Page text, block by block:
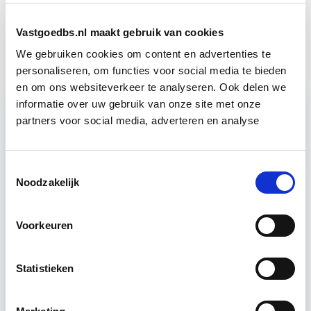
Vastgoedbs.nl maakt gebruik van cookies
We gebruiken cookies om content en advertenties te
personaliseren, om functies voor social media te bieden
en om ons websiteverkeer te analyseren. Ook delen we
informatie over uw gebruik van onze site met onze
partners voor social media, adverteren en analyse
Noodzakelijk
Voorkeuren
Statistieken
Vastgoedrecht & Bouwrecht Start wo 16 sep
Relevant bij dit artikel
vastgoedprojecten te realiseren en/of te
verbeteren. De belangrijkste trends in vastgoed
Utrecht en/of online